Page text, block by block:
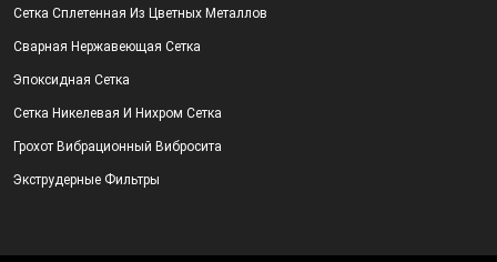
Сетка Сплетенная Из Цветных Металлов
Сварная Нержавеющая Сетка
Эпоксидная Сетка
Сетка Никелевая И Нихром Сетка
Грохот Вибрационный Вибросита
Экструдерные Фильтры